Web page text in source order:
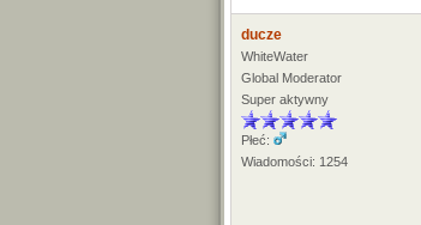
ducze
WhiteWater
Global Moderator
Super aktywny
Płeć:
Wiadomości: 1254